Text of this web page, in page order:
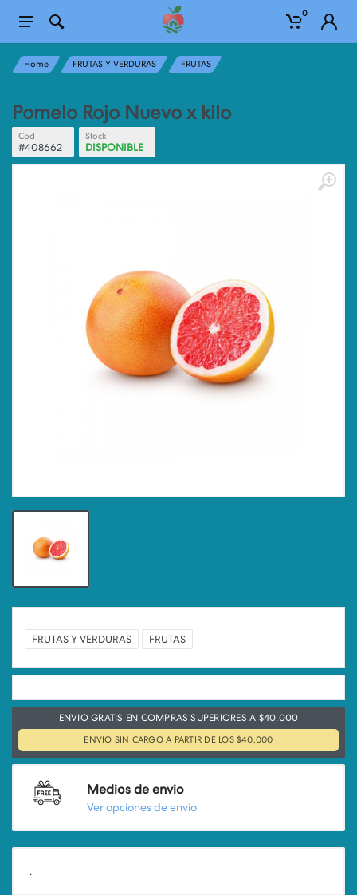
0
Home FRUTAS Y VERDURAS FRUTAS
Pomelo Rojo Nuevo x kilo
Cod
#408662
Stock
DISPONIBLE
FRUTAS Y VERDURAS FRUTAS
ENVIO GRATIS EN COMPRAS SUPERIORES A $40.000
ENVIO SIN CARGO A PARTIR DE LOS $40.000
Medios de envio
Ver opciones de envio
.